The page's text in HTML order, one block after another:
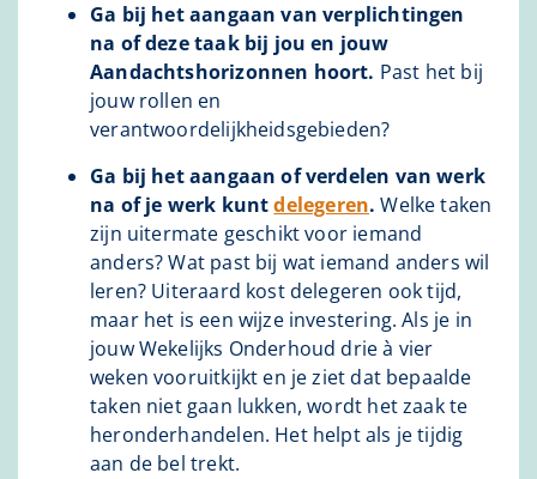
Ga bij het aangaan van verplichtingen
na of deze taak bij jou en jouw
Aandachtshorizonnen hoort. Past het bij
jouw rollen en
verantwoordelijkheidsgebieden?
Ga bij het aangaan of verdelen van werk
na of je werk kuntdelegeren. Welke taken
zijn uitermate geschikt voor iemand
anders? Wat past bij wat iemand anders wil
leren? Uiteraard kost delegeren ook tijd,
maar het is een wijze investering. Als je in
jouw Wekelijks Onderhoud drie à vier
weken vooruitkijkt en je ziet dat bepaalde
taken niet gaan lukken, wordt het zaak te
heronderhandelen. Het helpt als je tijdig
aan de bel trekt.